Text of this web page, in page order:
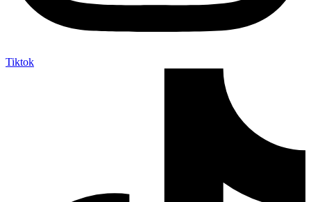
Tiktok